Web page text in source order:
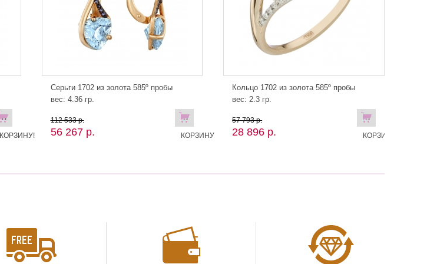
В
КОРЗИНУ!
Серьги 1702 из золота 585º пробы
вес: 4.36 гр.
112 533 р.
56 267 р.
В
КОРЗИНУ
Кольцо 1702 из золота 585º пробы
вес: 2.3 гр.
57 793 р.
28 896 р.
В
КОРЗИНУ!